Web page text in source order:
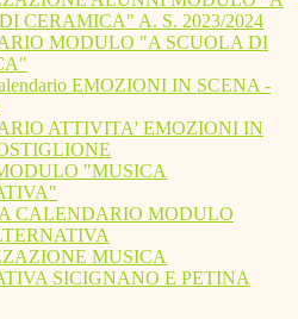
CERAMICA" A. S. 2023/2024
MODULO "A SCUOLA DI
EMOZIONI IN SCENA -
ATTIVITA' EMOZIONI IN
"MUSICA
CALENDARIO MODULO
MUSICA
SICIGNANO E PETINA